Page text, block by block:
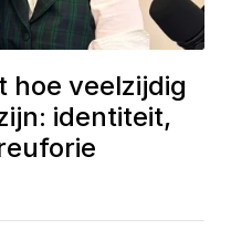
hoe veelzijdig
identiteit,